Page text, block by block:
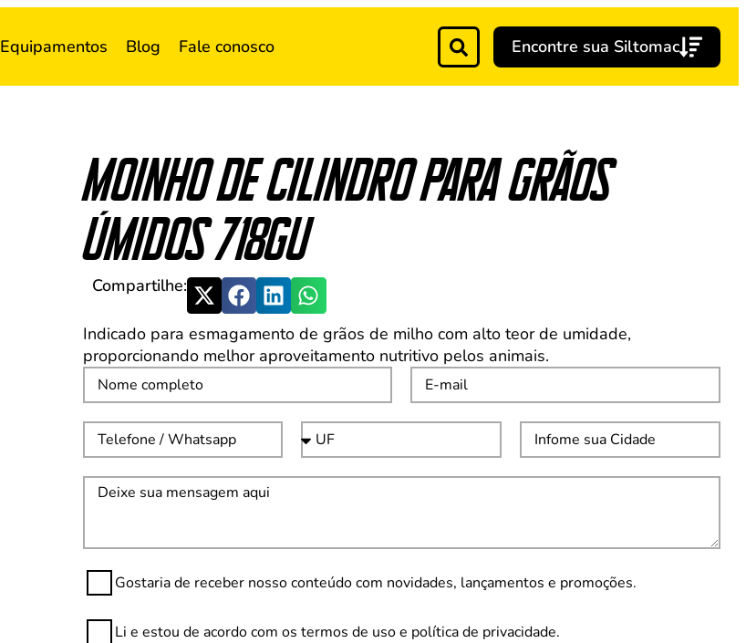
Equipamentos Blog Fale conosco Encontre sua Siltomac
Moinho de cilindro para grãos
úmidos 718GU
Compartilhe:
Indicado para esmagamento de grãos de milho com alto teor de umidade,
proporcionando melhor aproveitamento nutritivo pelos animais.
Gostaria de receber nosso conteúdo com novidades, lançamentos e promoções.
Li e estou de acordo com os termos de uso e política de privacidade.